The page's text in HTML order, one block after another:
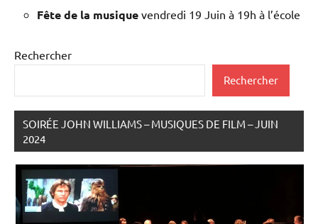
Fête de la musique vendredi 19 Juin à 19h à l’école
Rechercher
Rechercher
SOIRÉE JOHN WILLIAMS – MUSIQUES DE FILM – JUIN
2024